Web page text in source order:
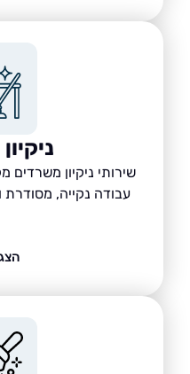
ניקיון
שירותי ניקיון משרדים
עבודה נקייה, מסודרת ובריאה